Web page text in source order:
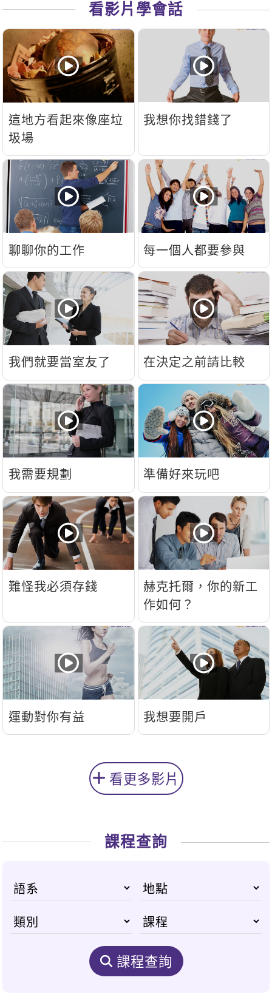
看影片學會話
這地方看起來像座垃
圾場
我想你找錯錢了
聊聊你的工作 每一個人都要參與
我們就要當室友了 在決定之前請比較
我需要規劃 準備好來玩吧
難怪我必須存錢
赫克托爾，你的新工
作如何？
運動對你有益 我想要開戶
看更多影片
課程查詢
課程查詢